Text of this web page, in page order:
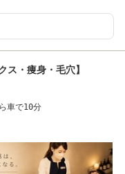
ス・痩身・毛穴】
車で10分